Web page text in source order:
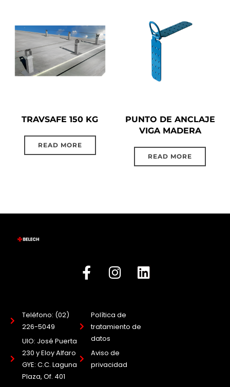
TRAVSAFE 150 KG
READ MORE
PUNTO DE ANCLAJE
VIGA MADERA
READ MORE
Teléfono: (02)
226-5049
UIO: José Puerta
230 y Eloy Alfaro
GYE: C.C. Laguna
Plaza, Of. 401
Política de
tratamiento de
datos
Aviso de
privacidad